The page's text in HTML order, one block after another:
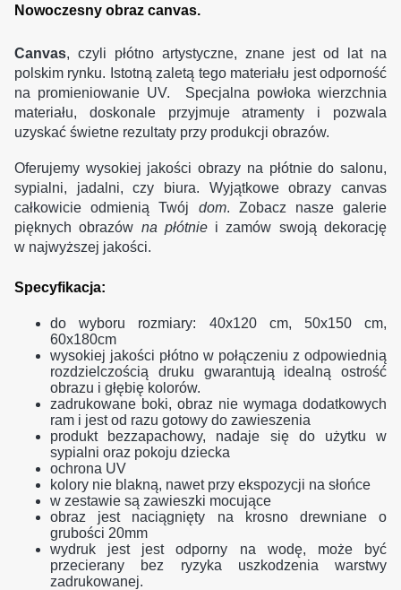
Nowoczesny obraz canvas.
Canvas, czyli płótno artystyczne, znane jest od lat na
polskim rynku. Istotną zaletą tego materiału jest odporność
na promieniowanie UV. Specjalna powłoka wierzchnia
materiału, doskonale przyjmuje atramenty i pozwala
uzyskać świetne rezultaty przy produkcji obrazów.
Oferujemy wysokiej jakości obrazy na płótnie do salonu,
sypialni, jadalni, czy biura. Wyjątkowe obrazy canvas
całkowicie odmienią Twój dom. Zobacz nasze galerie
pięknych obrazów na płótniei zamów swoją dekorację
w najwyższej jakości.
Specyfikacja:
do wyboru rozmiary: 40x120 cm, 50x150 cm,
60x180cm
wysokiej jakości płótno w połączeniu z odpowiednią
rozdzielczością druku gwarantują idealną ostrość
obrazu i głębię kolorów.
zadrukowane boki, obraz nie wymaga dodatkowych
ram i jest od razu gotowy do zawieszenia
produkt bezzapachowy, nadaje się do użytku w
sypialni oraz pokoju dziecka
ochrona UV
kolory nie blakną, nawet przy ekspozycji na słońce
w zestawie są zawieszki mocujące
obraz jest naciągnięty na krosno drewniane o
grubości 20mm
wydruk jest jest odporny na wodę, może być
przecierany bez ryzyka uszkodzenia warstwy
zadrukowanej.